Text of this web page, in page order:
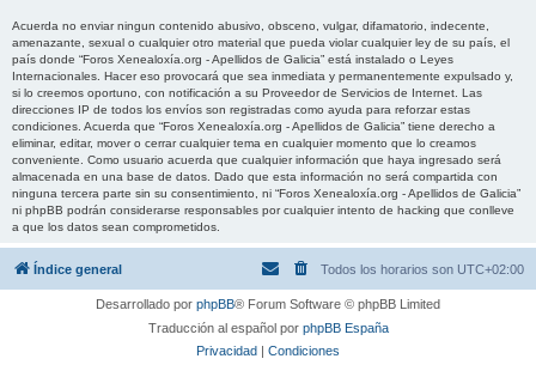
Acuerda no enviar ningun contenido abusivo, obsceno, vulgar, difamatorio, indecente,
amenazante, sexual o cualquier otro material que pueda violar cualquier ley de su país, el
país donde “Foros Xenealoxía.org - Apellidos de Galicia” está instalado o Leyes
Internacionales. Hacer eso provocará que sea inmediata y permanentemente expulsado y,
si lo creemos oportuno, con notificación a su Proveedor de Servicios de Internet. Las
direcciones IP de todos los envíos son registradas como ayuda para reforzar estas
condiciones. Acuerda que “Foros Xenealoxía.org - Apellidos de Galicia” tiene derecho a
eliminar, editar, mover o cerrar cualquier tema en cualquier momento que lo creamos
conveniente. Como usuario acuerda que cualquier información que haya ingresado será
almacenada en una base de datos. Dado que esta información no será compartida con
ninguna tercera parte sin su consentimiento, ni “Foros Xenealoxía.org - Apellidos de Galicia”
ni phpBB podrán considerarse responsables por cualquier intento de hacking que conlleve
a que los datos sean comprometidos.
Índice general Todos los horarios son UTC+02:00
Desarrollado por phpBB® Forum Software © phpBB Limited
Traducción al español por phpBB España
Privacidad | Condiciones